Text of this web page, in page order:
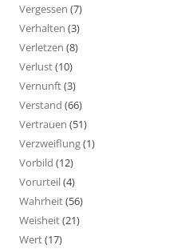
Vergessen (7)
Verhalten (3)
Verletzen (8)
Verlust(10)
Vernunft(3)
Verstand (66)
Vertrauen (51)
Verzweiflung(1)
Vorbild (12)
Vorurteil(4)
Wahrheit(56)
Weisheit(21)
Wert(17)